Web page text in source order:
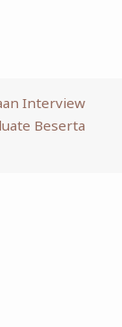
Interview
Beserta